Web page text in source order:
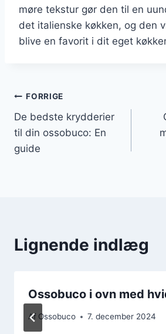
møre tekstur gør den til en
det italienske køkken, og den
blive en favorit i dit eget
Indlægsnavigation
FORRIGE
De bedste krydderier
til din ossobuco: En
guide
Lignende indlæg
Ossobuco i ovn med
Af Ossobuco 7. december 2024